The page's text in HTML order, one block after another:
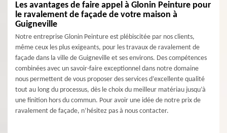
Les avantages de faire appel à Glonin Peinture pour
le ravalement de façade de votre maison à
Guigneville
Notre entreprise Glonin Peinture est plébiscitée par nos clients,
même ceux les plus exigeants, pour les travaux de ravalement de
façade dans la ville de Guigneville et ses environs. Des compétences
combinées avec un savoir-faire exceptionnel dans notre domaine
nous permettent de vous proposer des services d’excellente qualité
tout au long du processus, dès le choix du meilleur matériau jusqu’à
une finition hors du commun. Pour avoir une idée de notre prix de
ravalement de façade, n’hésitez pas à nous contacter.